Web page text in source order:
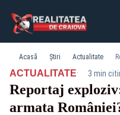
Acasă Știri Actualitate
ACTUALITATE· 3 min
Reportaj
armata